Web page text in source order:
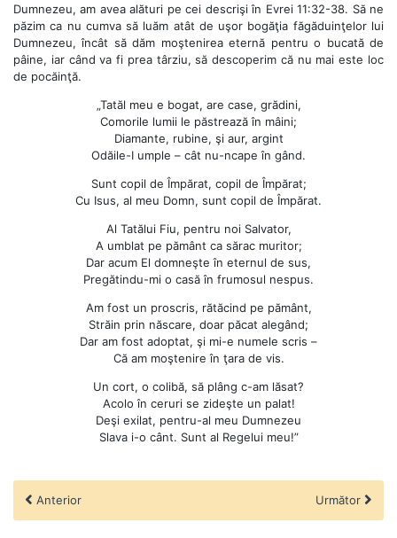
Dumnezeu, am avea alături pe cei descrişi în Evrei 11:32-38. Să ne
păzim ca nu cumva să luăm atât de uşor bogăţia făgăduinţelor lui
Dumnezeu, încât să dăm moştenirea eternă pentru o bucată de
pâine, iar când va fi prea târziu, să descoperim că nu mai este loc
de pocăinţă.
„Tatăl meu e bogat, are case, grădini,
Comorile lumii le păstrează în mâini;
Diamante, rubine, şi aur, argint
Odăile-I umple – cât nu-ncape în gând.
Sunt copil de Împărat, copil de Împărat;
Cu Isus, al meu Domn, sunt copil de Împărat.
Al Tatălui Fiu, pentru noi Salvator,
A umblat pe pământ ca sărac muritor;
Dar acum El domneşte în eternul de sus,
Pregătindu-mi o casă în frumosul nespus.
Am fost un proscris, rătăcind pe pământ,
Străin prin născare, doar păcat alegând;
Dar am fost adoptat, şi mi-e numele scris –
Că am moştenire în ţara de vis.
Un cort, o colibă, să plâng c-am lăsat?
Acolo în ceruri se zideşte un palat!
Deşi exilat, pentru-al meu Dumnezeu
Slava i-o cânt. Sunt al Regelui meu!”
Anterior Următor